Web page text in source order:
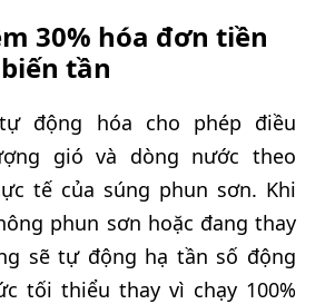
30% hóa đơn tiền
tần
động hóa cho phép điều
gió và dòng nước theo
tế của súng phun sơn. Khi
phun sơn hoặc đang thay
sẽ tự động hạ tần số động
tối thiểu thay vì chạy 100%